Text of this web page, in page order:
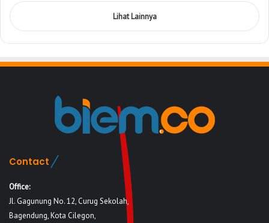
Lihat Lainnya
Contact
Office:
Jl. Gagunung No. 12, Curug Sekolah,
Bagendung, Kota Cilegon,